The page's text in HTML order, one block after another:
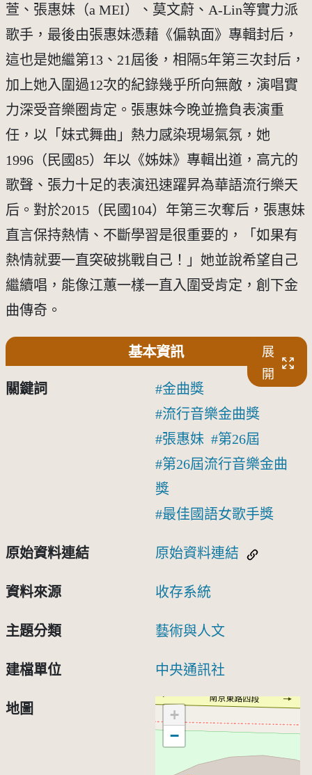
萱、張惠妹（a MEI）、莫文蔚、A-Lin等實力派
歌手，最後由張惠妹憑藉《偏執面》專輯封后，
這也是她繼第13、21屆後，相隔5年第三次封后，
加上她入圍過12次的紀錄幾乎所向無敵，演唱實
力深受音樂圈肯定。張惠妹今晚並擔負表演重
任，以「妹式舞曲」熱力感染現場氣氛，她
1996（民國85）年以《姊妹》專輯出道，高亢的
歌聲、張力十足的表演迅速躍昇為華語流行樂天
后。對於2015（民國104）年第三次奪后，張惠妹
直言保持熱情、不斷學習是很重要的，「如果有
熱情就要一直突破挑戰自己！」她並說希望自己
繼續唱，能像江蕙一樣一直入圍受肯定，創下金
曲傳奇。
基本資訊
展
開
關鍵詞
金曲獎
流行音樂金曲獎
張惠妹
第26屆
第26屆流行音樂金曲
獎
最佳國語女歌手獎
原始資料連結 原始資料連結
資料來源 收存系統
主題分類 藝術與人文
建檔單位 中央通訊社
地圖
+
−